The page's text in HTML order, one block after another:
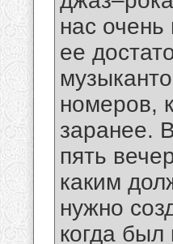
нас очень
ее
номеров,
заранее.
пять
каким
нужно
когда